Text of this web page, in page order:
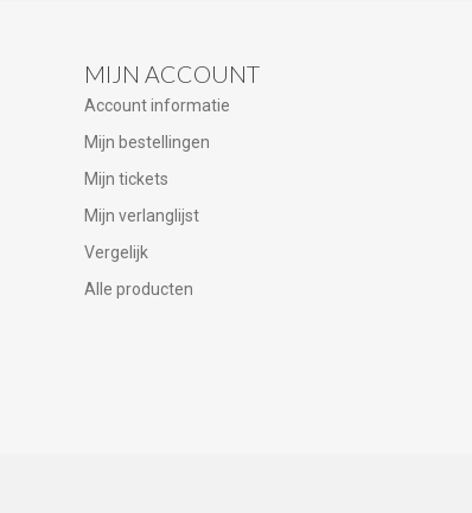
MIJN ACCOUNT
Account informatie
Mijn bestellingen
Mijn tickets
Mijn verlanglijst
Vergelijk
Alle producten